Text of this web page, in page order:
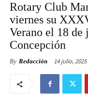
Rotary Club
viernes su
Verano el 18
Concepción
By Redacción 14 julio, 2025